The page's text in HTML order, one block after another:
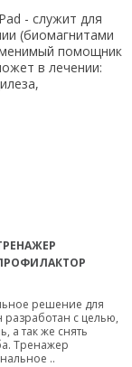
- служит для
(биомагнитами
помощник
в лечении:
решение для
с целью,
а так же снять
Тренажер
..